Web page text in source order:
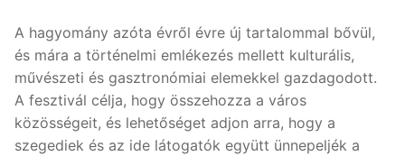
A hagyomány azóta évről évre új tartalommal bővül,
és mára a történelmi emlékezés mellett kulturális,
művészeti és gasztronómiai elemekkel gazdagodott.
A fesztivál célja, hogy összehozza a város
közösségeit, és lehetőséget adjon arra, hogy a
szegediek és az ide látogatók együtt ünnepeljék a